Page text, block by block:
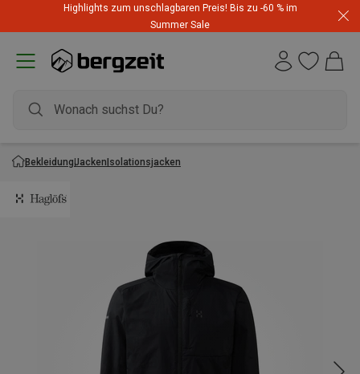
Highlights zum unschlagbaren Preis! Bis zu -60 % im
Summer Sale
BekleidungJackenIsolationsjacken